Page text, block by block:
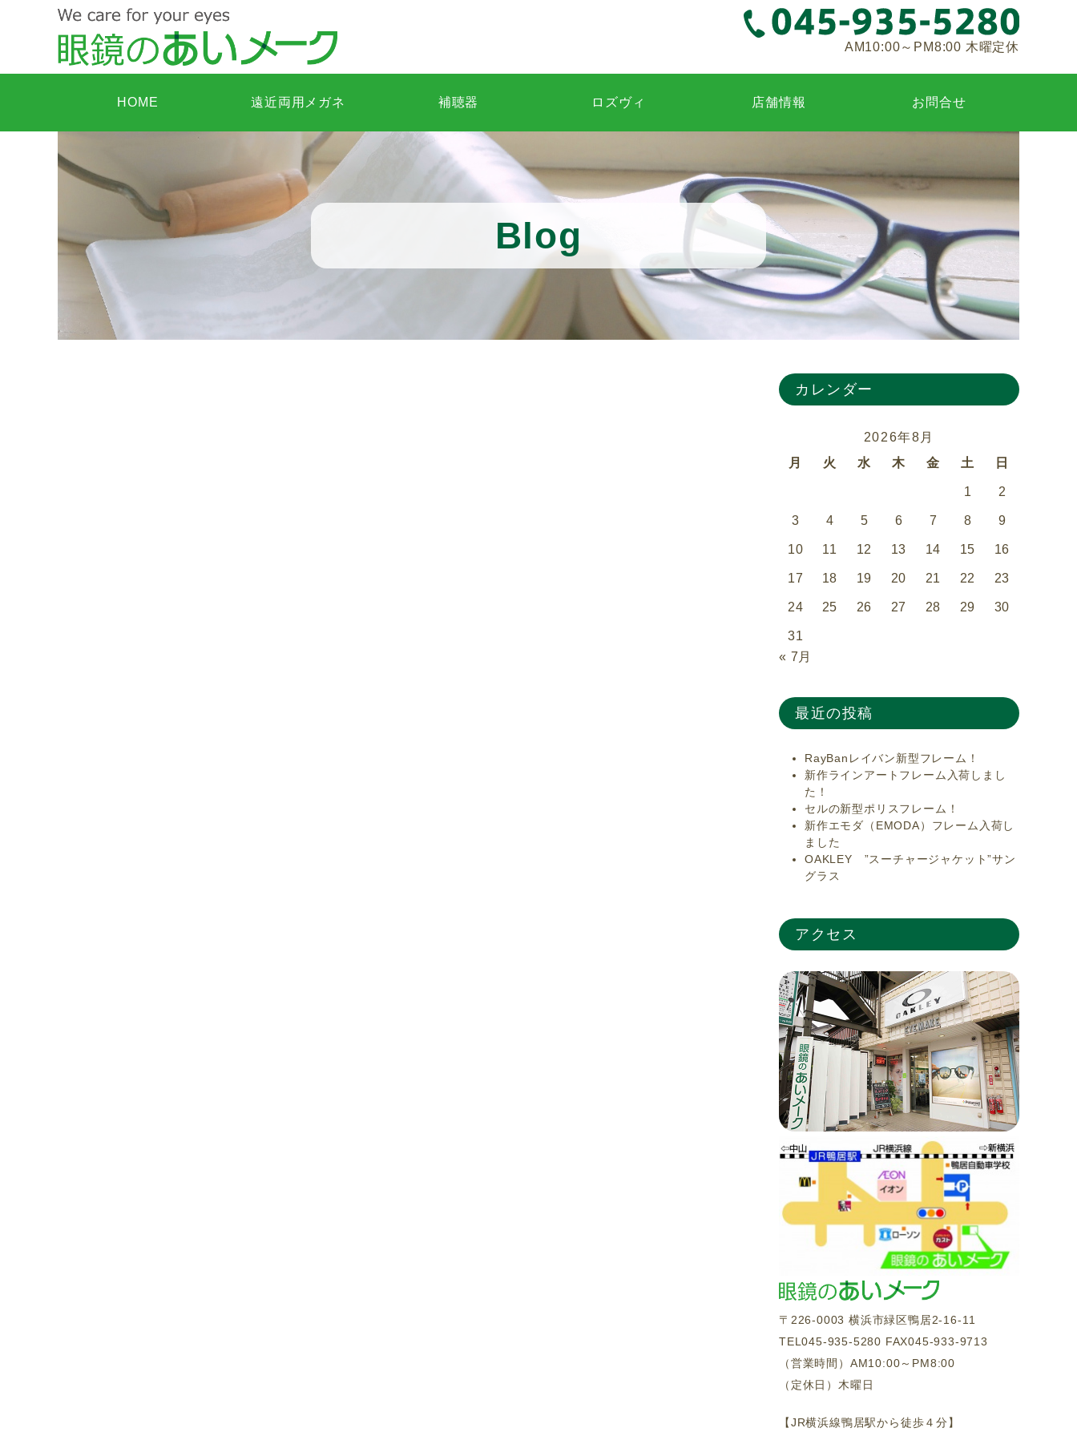
AM10:00～PM8:00 木曜定休
HOME 遠近両用メガネ 補聴器 ロズヴィ 店舗情報 お問合せ
Blog
カレンダー
2026年8月
月
火 水 木 金 土 日
1 2
3 4 5 6 7 8 9
10 11 12 13 14 15 16
17 18 19 20 21 22 23
24 25 26 27 28 29 30
31
« 7月
最近の投稿
RayBanレイバン新型フレーム！
新作ラインアートフレーム入荷しまし
た！
セルの新型ポリスフレーム！
新作エモダ（EMODA）フレーム入荷し
ました
OAKLEY ”スーチャージャケット”サン
グラス
アクセス
〒226-0003 横浜市緑区鴨居2-16-11
TEL045-935-5280 FAX045-933-9713
（営業時間）AM10:00～PM8:00
（定休日）木曜日
【JR横浜線鴨居駅から徒歩４分】